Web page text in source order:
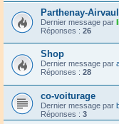
Parthenay-
Dernier message par
Réponses : 26
Shop
Dernier message par
Réponses : 28
co-voiturage
Dernier message par
Réponses : 3